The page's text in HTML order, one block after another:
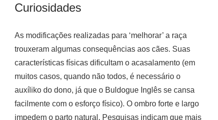
Curiosidades
As modificações realizadas para ‘melhorar’ a raça
trouxeram algumas consequências aos cães. Suas
características físicas dificultam o acasalamento (em
muitos casos, quando não todos, é necessário o
auxíliko do dono, já que o Buldogue Inglês se cansa
facilmente com o esforço físico). O ombro forte e largo
impedem o parto natural. Pesquisas indicam que mais